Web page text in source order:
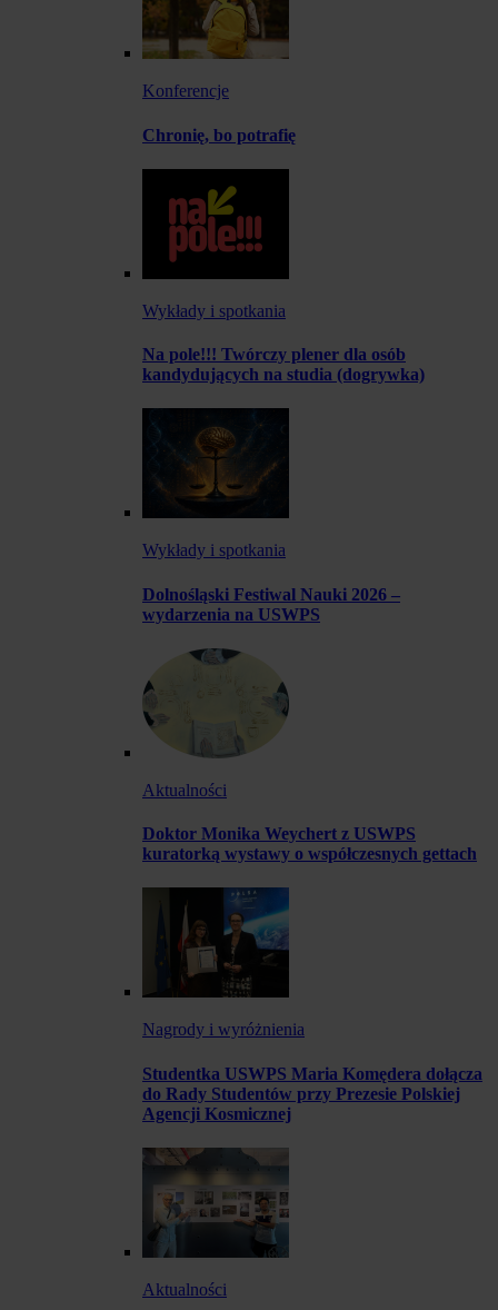
Konferencje
Chronię, bo potrafię
Wykłady i spotkania
Na pole!!! Twórczy plener dla osób
kandydujących na studia (dogrywka)
Wykłady i spotkania
Dolnośląski Festiwal Nauki 2026 –
wydarzenia na USWPS
Aktualności
Doktor Monika Weychert z USWPS
kuratorką wystawy o współczesnych gettach
Nagrody i wyróżnienia
Studentka USWPS Maria Komędera dołącza
do Rady Studentów przy Prezesie Polskiej
Agencji Kosmicznej
Aktualności